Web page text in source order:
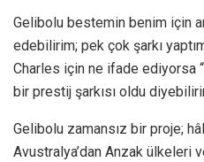
Gelibolu bestemin benim için
edebilirim; pek çok şarkı
Charles için ne ifade ediyorsa
bir prestij şarkısı oldu
Gelibolu zamansız bir proje;
Avustralya’dan Anzak ülkeleri